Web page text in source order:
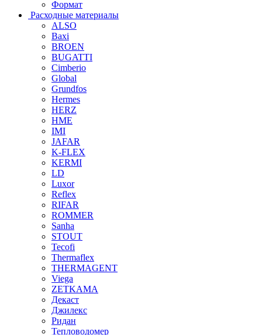
Формат
Расходные материалы
ALSO
Baxi
BROEN
BUGATTI
Cimberio
Global
Grundfos
Hermes
HERZ
HME
IMI
JAFAR
K-FLEX
KERMI
LD
Luxor
Reflex
RIFAR
ROMMER
Sanha
STOUT
Tecofi
Thermaflex
THERMAGENT
Viega
ZETKAMA
Декаст
Джилекс
Ридан
Тепловодомер